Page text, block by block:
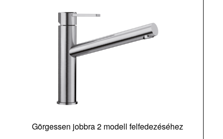
Görgessen jobbra 2 modell felfedezéséhez